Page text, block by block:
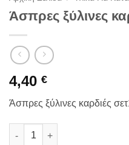
Άσπρες ξύλινες
4,40 €
Άσπρες ξύλινες καρδιές
Άσπρες ξύλινες καρδιές